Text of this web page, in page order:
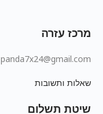
מרכז עזרה
panda7x24@gmail.com
שאלות ותשובות
שיטת תשלום